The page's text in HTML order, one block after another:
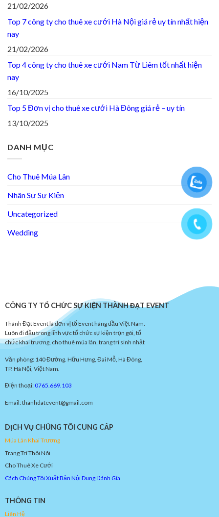
21/02/2026
Top 7 công ty cho thuê xe cưới Hà Nội giá rẻ uy tín nhất hiện
nay
21/02/2026
Top 4 công ty cho thuê xe cưới Nam Từ Liêm tốt nhất hiện
nay
16/10/2025
Top 5 Đơn vị cho thuê xe cưới Hà Đông giá rẻ – uy tín
13/10/2025
DANH MỤC
Cho Thuê Múa Lân
Nhân Sự Sự Kiện
Uncategorized
Wedding
CÔNG TY TỔ CHỨC SỰ KIỆN THÀNH ĐẠT EVENT
Thành Đạt Event là đơn vị tổ Event hàng đầu Việt Nam.
Luôn đi đầu trong lĩnh vực tổ chức sự kiện trọn gói, tổ
chức khai trương, cho thuê múa lân, trang trí sinh nhật
Văn phòng: 140 Đường. Hữu Hưng, Đai Mỗ, Hà Đông,
TP. Hà Nội, Việt Nam.
Điện thoại:0765.669.103
Email: thanhdatevent@gmail.com
DỊCH VỤ CHÚNG TÔI CUNG CẤP
Múa Lân KhaiTrương
Trang Trí Thôi Nôi
Cho Thuê Xe Cưới
Cách Chúng Tôi Xuất Bản Nội Dung Đánh Gía
THÔNG TIN
Liên Hệ